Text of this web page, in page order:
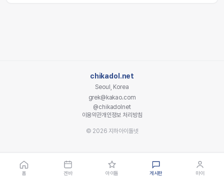
chikadol.net
Seoul, Korea
grek@kakao.com
@chikadolnet
이용약관개인정보 처리방침
© 2026 지하아이돌넷
홈 겐바 아이돌 게시판 마이